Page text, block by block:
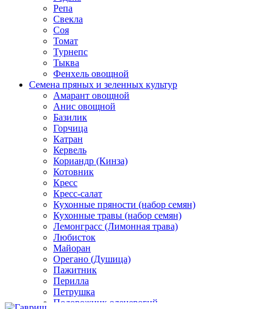
Репа
Свекла
Соя
Томат
Турнепс
Тыква
Фенхель овощной
Семена пряных и зеленных культур
Амарант овощной
Анис овощной
Базилик
Горчица
Катран
Кервель
Кориандр (Кинза)
Котовник
Кресс
Кресс-салат
Кухонные пряности (набор семян)
Кухонные травы (набор семян)
Лемонграсс (Лимонная трава)
Любисток
Майоран
Орегано (Душица)
Пажитник
Перилла
Петрушка
Подорожник оленерогий